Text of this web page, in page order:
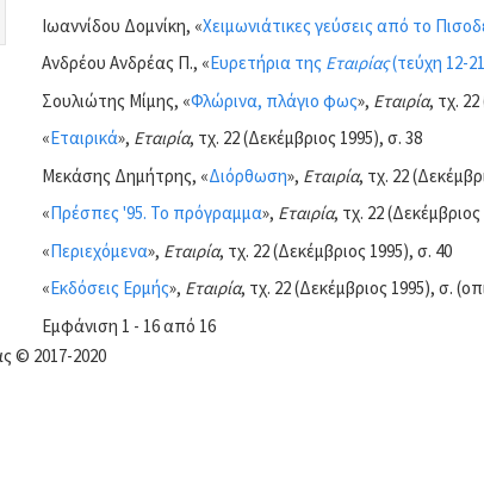
Ιωαννίδου Δομνίκη, «Χειμωνιάτικες γεύσεις από το
Ανδρέου Ανδρέας Π., «Ευρετήρια της Εταιρίας(τεύχη 12-
Σουλιώτης Μίμης, «Φλώρινα, πλάγιο φως», Εταιρία, τχ.
«Εταιρικά», Εταιρία, τχ. 22 (Δεκέμβριος 1995), σ. 38
Μεκάσης Δημήτρης, «Διόρθωση», Εταιρία, τχ. 22
«Πρέσπες '95. Το πρόγραμμα», Εταιρία, τχ. 22
«Περιεχόμενα», Εταιρία, τχ. 22 (Δεκέμβριος 1995), σ. 40
«Εκδόσεις Ερμής», Εταιρία, τχ. 22 (Δεκέμβριος 1995), σ.
Εμφάνιση 1 - 16 από 16
© 2017-2020